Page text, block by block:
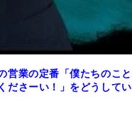
営業の定番「僕たちのこと
ださーい！」をどうしてい